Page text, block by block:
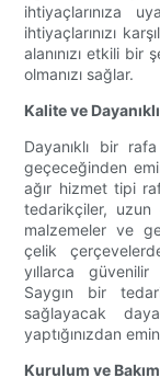
ihtiyaçlarınıza
ihtiyaçlarınızı
alanınızı etkili
olmanızı sağlar.
Kalite ve
Dayanıklı bir
geçeceğinden
ağır hizmet tipi
tedarikçiler,
malzemeler ve
çelik
yıllarca
Saygın bir
sağlayacak
yaptığınızdan
Kurulum ve